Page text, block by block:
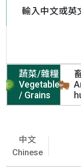
輸入中文或英
蔬菜/雜糧
Vegetables
/ Grains
中文
Chinese